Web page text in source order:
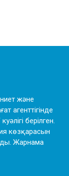
және
агенттігінде
берілген.
көзқарасын
Жарнама